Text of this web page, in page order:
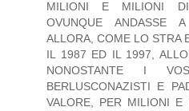
MILIONI E MILIONI
OVUNQUE ANDASSE
ALLORA, COME LO STRA
IL 1987 ED IL 1997,
NONOSTANTE I
BERLUSCONAZISTI E
VALORE, PER MILIONI